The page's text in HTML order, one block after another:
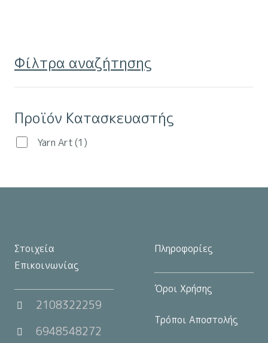
Οι
επιλογές
να
του
Φίλτρα αναζήτησης
Προϊόν Κατασκευαστής
Yarn Art(1)
Στοιχεία
Επικοινωνίας
2108322259
6948548272
Πληροφορίες
Όροι Χρήσης
Τρόποι Αποστολής